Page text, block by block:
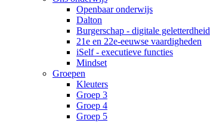
Openbaar onderwijs
Dalton
Burgerschap - digitale geletterdheid
21e en 22e-eeuwse vaardigheden
iSelf - executieve functies
Mindset
Groepen
Kleuters
Groep 3
Groep 4
Groep 5